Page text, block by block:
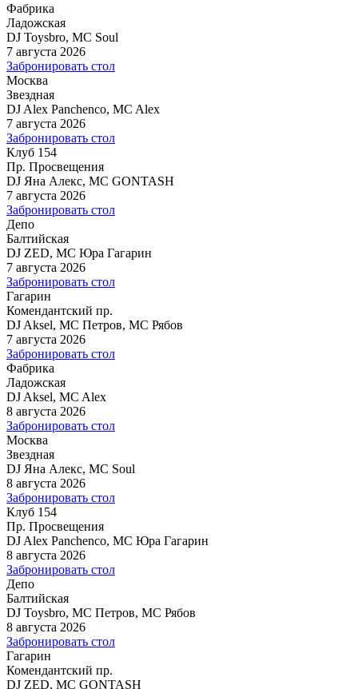
Фабрика
Ладожская
DJ Toysbro, MC Soul
7 августа 2026
Забронировать стол
Москва
Звездная
DJ Alex Panchenco, MC Alex
7 августа 2026
Забронировать стол
Клуб 154
Пр. Просвещения
DJ Яна Алекс, MC GONTASH
7 августа 2026
Забронировать стол
Депо
Балтийская
DJ ZED, MC Юра Гагарин
7 августа 2026
Забронировать стол
Гагарин
Комендантский пр.
DJ Aksel, MC Петров, MC Рябов
7 августа 2026
Забронировать стол
Фабрика
Ладожская
DJ Aksel, MC Alex
8 августа 2026
Забронировать стол
Москва
Звездная
DJ Яна Алекс, MC Soul
8 августа 2026
Забронировать стол
Клуб 154
Пр. Просвещения
DJ Alex Panchenco, MC Юра Гагарин
8 августа 2026
Забронировать стол
Депо
Балтийская
DJ Toysbro, MC Петров, MC Рябов
8 августа 2026
Забронировать стол
Гагарин
Комендантский пр.
DJ ZED, MC GONTASH